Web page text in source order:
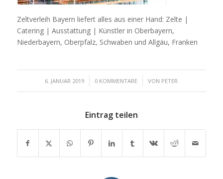
Zeltverleih Bayern liefert alles aus einer Hand: Zelte |
Catering | Ausstattung | Künstler in Oberbayern,
Niederbayern, Oberpfalz, Schwaben und Allgäu, Franken
6. JANUAR 2019
/ 0 KOMMENTARE
/ VON PETER
Eintrag teilen